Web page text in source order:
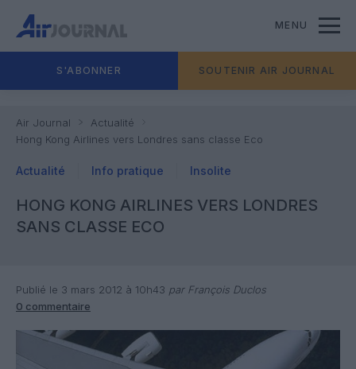
MENU
S'ABONNER SOUTENIR AIR JOURNAL
Air Journal
Actualité
Hong Kong Airlines vers Londres sans classe Eco
Actualité Info pratique Insolite
HONG KONG AIRLINES VERS LONDRES
SANS CLASSE ECO
Publié le 3 mars 2012 à 10h43 par François Duclos
0 commentaire